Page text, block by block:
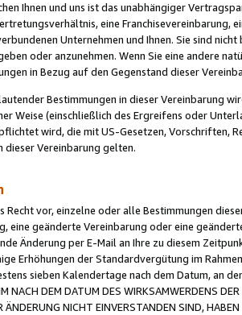
Ihnen und uns ist das unabhängiger
eine Franchisevereinbarung,
Unternehmen und Ihnen. Sie sind
oder anzunehmen. Wenn Sie eine andere
in Bezug auf den Gegenstand dieser
Bestimmungen in dieser Vereinbarung
Weise (einschließlich des Ergreifens oder
wird, die mit US-Gesetzen, Vorschriften,
dieser Vereinbarung gelten.
Recht vor, einzelne oder alle Bestimmungen
eine geänderte Vereinbarung oder eine
Änderung per E-Mail an Ihre zu diesem
Erhöhungen der Standardvergütung im
sieben Kalendertage nach dem Datum, an
NACH DEM DATUM DES WIRKSAMWERDENS
ÄNDERUNG NICHT EINVERSTANDEN SIND,